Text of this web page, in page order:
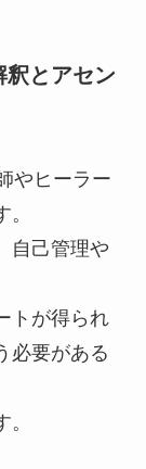
釈とアセン
やヒーラー
自己管理や
トが得られ
必要がある